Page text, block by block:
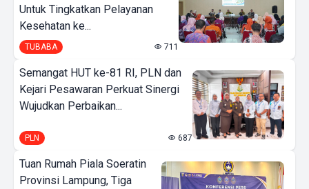
Untuk Tingkatkan Pelayanan
Kesehatan ke...
TUBABA 711
Semangat HUT ke-81 RI, PLN dan
Kejari Pesawaran Perkuat Sinergi
Wujudkan Perbaikan...
PLN 687
Tuan Rumah Piala Soeratin
Provinsi Lampung, Tiga